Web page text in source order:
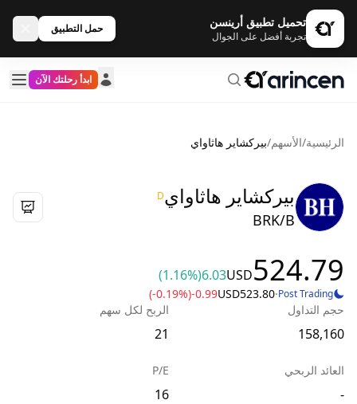
تحميل تطبيق أرينسن
تجربة أفضل على الجوال
حمل التطبيق
ابدأ رحلتك الآن
الرئيسية/الأسهم/بيركشاير هاثاواي
بيركشاير هاثاوايD
BRK/B
524.79
USD
6.03
(1.16%)
Post Trading
·
523.80
USD
-0.99
(-0.19%)
حجم التداول
158,160
الربح لكل سهم
21
العائد الربحي
-
P/E
16